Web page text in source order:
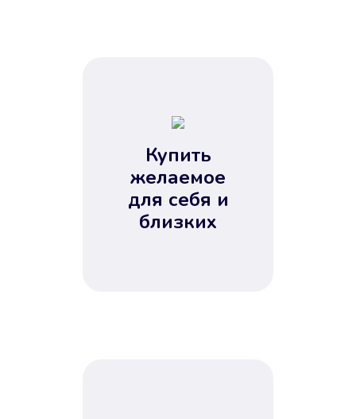
Купить
желаемое
для себя и
близких